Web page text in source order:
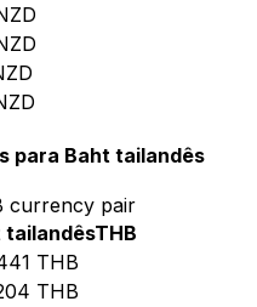
para Baht tailandês
currency pair
tailandêsTHB
THB
THB